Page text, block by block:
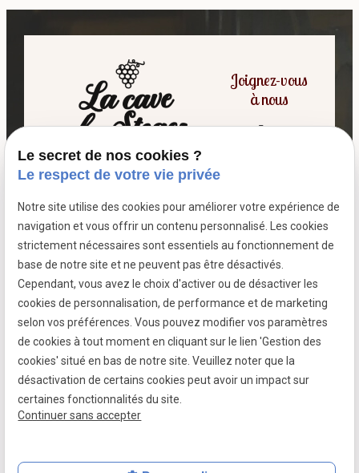
Siret :39799787500026
Joignez-vous
à nous
7 passage fleuri
- 59380 SOCX
Mentions légales
Politique de confidentialité
Gestion des cookies
Le secret de nos cookies ?
Le respect de votre vie privée
Notre site utilise des cookies pour améliorer votre expérience de
navigation et vous offrir un contenu personnalisé. Les cookies
strictement nécessaires sont essentiels au fonctionnement de
base de notre site et ne peuvent pas être désactivés.
Cependant, vous avez le choix d'activer ou de désactiver les
cookies de personnalisation, de performance et de marketing
selon vos préférences. Vous pouvez modifier vos paramètres
de cookies à tout moment en cliquant sur le lien 'Gestion des
cookies' situé en bas de notre site. Veuillez noter que la
désactivation de certains cookies peut avoir un impact sur
certaines fonctionnalités du site.
Continuer sans accepter